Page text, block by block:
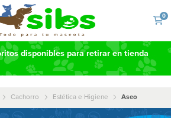
0
disponibles para retirar en tienda
Cachorro Estética e Higiene Aseo